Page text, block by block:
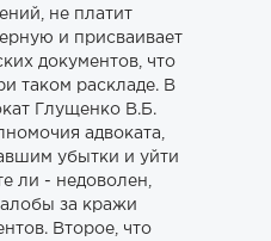
не платит
и присваивает
документов, что
таком раскладе. В
Глущенко В.Б.
адвоката,
убытки и уйти
ли - недоволен,
за кражи
Второе, что